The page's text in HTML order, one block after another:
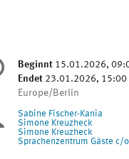
Datum/Zeit
Beginnt 15.01.2026,
Endet 23.01.2026, 15:00
Alle
Zeiten
in
Europe/Berlin
Europe/Berlin
Sabine Fischer-Kania
Simone Kreuzheck
Simone Kreuzheck
Sprachenzentrum Gäste c/